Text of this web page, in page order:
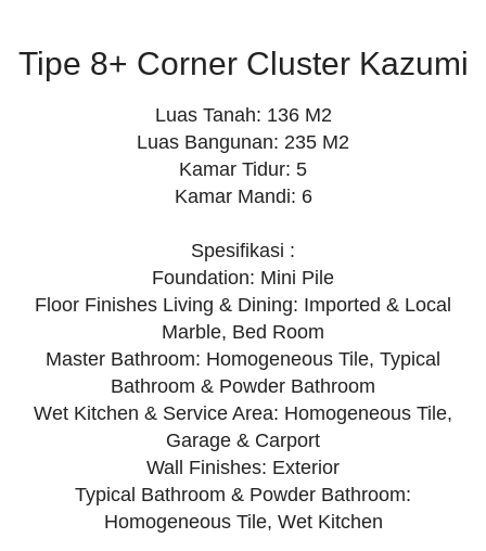
Tipe 8+ Corner Cluster Kazumi
Luas Tanah: 136 M2
Luas Bangunan: 235 M2
Kamar Tidur: 5
Kamar Mandi: 6
Spesifikasi :
Foundation: Mini Pile
Floor Finishes Living & Dining: Imported & Local
Marble, Bed Room
Master Bathroom: Homogeneous Tile, Typical
Bathroom & Powder Bathroom
Wet Kitchen & Service Area: Homogeneous Tile,
Garage & Carport
Wall Finishes: Exterior
Typical Bathroom & Powder Bathroom:
Homogeneous Tile, Wet Kitchen